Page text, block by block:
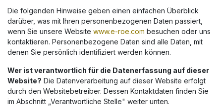
Die folgenden Hinweise geben einen einfachen Überblick
darüber, was mit Ihren personenbezogenen Daten passiert,
wenn Sie unsere Website www.e-roe.com besuchen oder uns
kontaktieren. Personenbezogene Daten sind alle Daten, mit
denen Sie persönlich identifiziert werden können.
Wer ist verantwortlich für die Datenerfassung auf dieser
Website? Die Datenverarbeitung auf dieser Website erfolgt
durch den Websitebetreiber. Dessen Kontaktdaten finden Sie
im Abschnitt „Verantwortliche Stelle" weiter unten.